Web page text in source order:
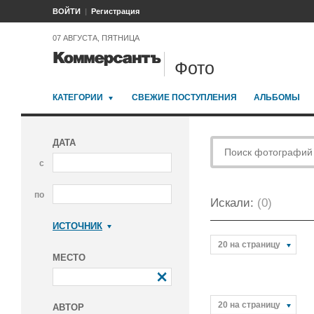
ВОЙТИ Регистрация
07 АВГУСТА, ПЯТНИЦА
Фото
КАТЕГОРИИ СВЕЖИЕ ПОСТУПЛЕНИЯ АЛЬБОМЫ
ДАТА
с
по
ИСТОЧНИК
МЕСТО
АВТОР
Искали: (0)
20 на страницу
20 на страницу